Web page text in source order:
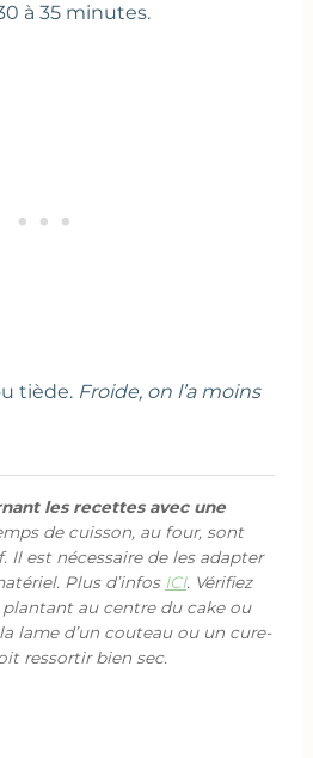
à 35 minutes.
tiède. Froide, on l’a moins
les recettes avec une
de cuisson, au four, sont
est nécessaire de les adapter
Plus d’infos ICI. Vérifiez
au centre du cake ou
lame d’un couteau ou un cure-
ressortir bien sec.